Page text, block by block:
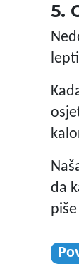
5.
da
piše